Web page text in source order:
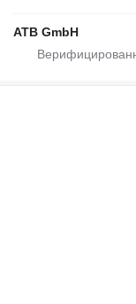
ATB GmbH